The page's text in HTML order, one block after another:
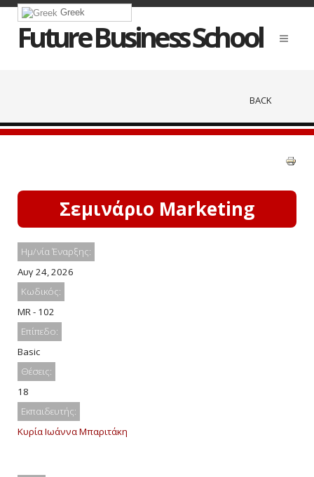
Greek
Future Business School
BACK
Σεμινάριο Marketing
Ημ/νία Έναρξης:
Αυγ 24, 2026
Κωδικός:
MR - 102
Επίπεδο:
Basic
Θέσεις:
18
Εκπαιδευτής:
Κυρία Ιωάννα Μπαριτάκη